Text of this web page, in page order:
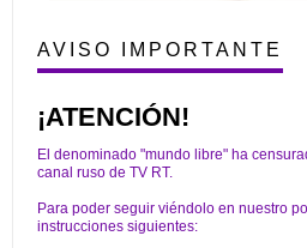
AVISO IMPORTANTE
¡ATENCIÓN!
El denominado "mundo libre" ha
canal ruso de TV RT.
Para poder seguir viéndolo en nuestro
instrucciones siguientes: